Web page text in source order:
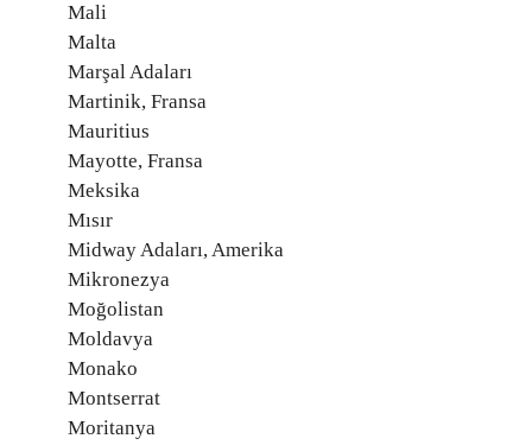
Mali
Malta
Marşal Adaları
Martinik, Fransa
Mauritius
Mayotte, Fransa
Meksika
Mısır
Midway Adaları, Amerika
Mikronezya
Moğolistan
Moldavya
Monako
Montserrat
Moritanya